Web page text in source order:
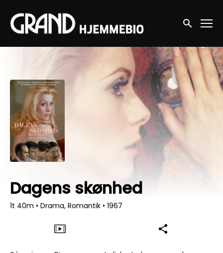
Accessibility Links
Søg nu
Dagens skønhed
1t 40m • Drama, Romantik • 1967